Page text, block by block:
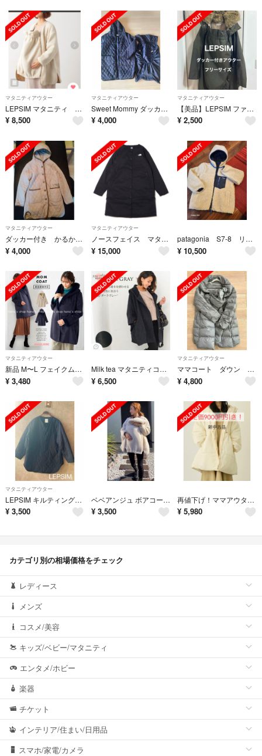
マタニティアウター
LEPSIM マタニティ ボアリバーシブルコート（ダッカー付き）
¥ 8,500
マタニティアウター
Sweet Mommy ダッカー付きママコート
¥ 4,000
マタニティアウター
【美品】LEPSIM ファー付きロングアウター ママコート カーキ フリーサイズ
¥ 2,500
マタニティアウター
ダッカー付き かるかわキルティングママコート 産前産後兼用
¥ 4,000
マタニティアウター
ノースフェイス マタニティ コート M
¥ 15,000
patagonia S7-8 リバーシブル
¥ 10,500
マタニティアウター
新品 M〜L フェイクムートン マタニティアウター ネイビー ママコート 犬印
¥ 3,480
Milk tea マタニティコート ダークグレー
¥ 6,500
マタニティアウター
ママコート ダウン くま耳 産前産後対応 ダッカー
¥ 4,800
マタニティアウター
LEPSIM キルティングコート マタニティコート レプシム マタニティウェア
¥ 3,500
ベベアンジュ ボアコート 抱っこ紐コート
¥ 3,500
再値下げ！ママアウターダッカー付
¥ 5,980
カテゴリ別の相場価格をチェック
レディース
メンズ
コスメ/美容
キッズ/ベビー/マタニティ
エンタメ/ホビー
楽器
チケット
インテリア/住まい/日用品
スマホ/家電/カメラ